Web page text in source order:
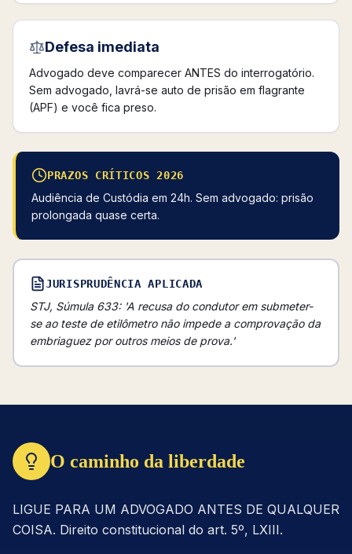
Defesa imediata
Advogado deve comparecer ANTES do interrogatório.
Sem advogado, lavrá-se auto de prisão em flagrante
(APF) e você fica preso.
PRAZOS CRÍTICOS 2026
Audiência de Custódia em 24h. Sem advogado: prisão
prolongada quase certa.
JURISPRUDÊNCIA APLICADA
STJ, Súmula 633: 'A recusa do condutor em submeter-
se ao teste de etilômetro não impede a comprovação da
embriaguez por outros meios de prova.'
O caminho da liberdade
LIGUE PARA UM ADVOGADO ANTES DE QUALQUER
COISA. Direito constitucional do art. 5º, LXIII.